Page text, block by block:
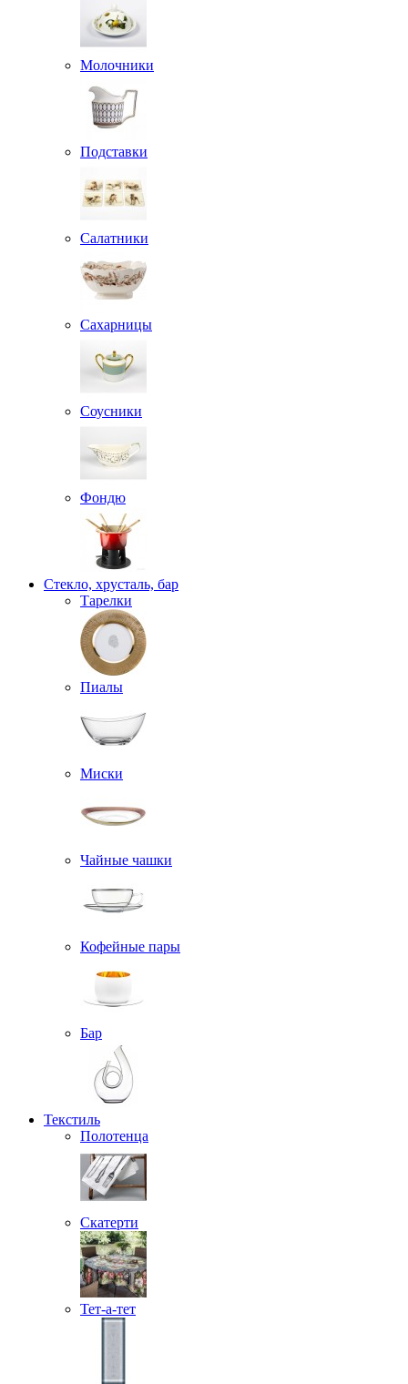
Молочники
Подставки
Салатники
Сахарницы
Соусники
Фондю
Стекло, хрусталь, бар
Тарелки
Пиалы
Миски
Чайные чашки
Кофейные пары
Бар
Текстиль
Полотенца
Скатерти
Тет-а-тет